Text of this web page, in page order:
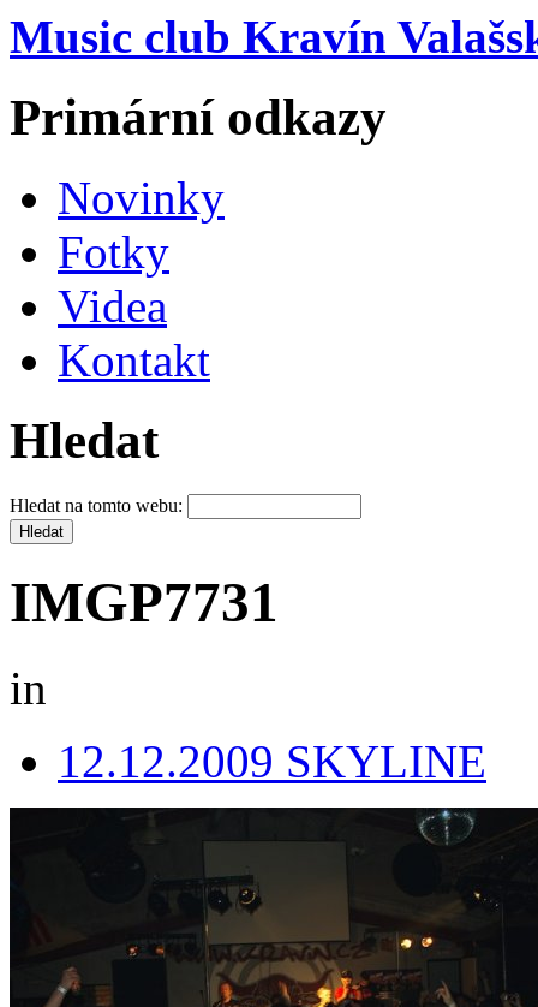
Music club Kravín
Primární odkazy
Novinky
Fotky
Videa
Kontakt
Hledat
Hledat na tomto webu:
IMGP7731
in
12.12.2009 SKYLINE